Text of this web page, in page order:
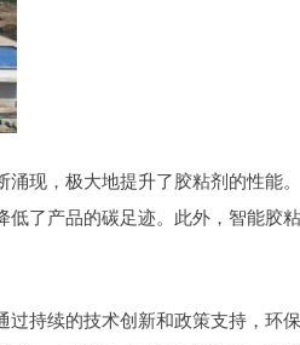
现，极大地提升了胶粘剂的性能
了产品的碳足迹。此外，智能胶
持续的技术创新和政策支持，环